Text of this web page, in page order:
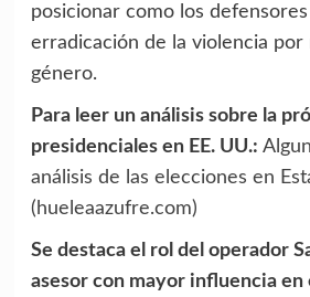
posicionar como los
erradicación de la violencia por
género.
Para leer un análisis sobre la
presidenciales en EE. UU.:
análisis de las elecciones en
(hueleaazufre.com)
Se destaca el rol del operador
asesor con mayor influencia en